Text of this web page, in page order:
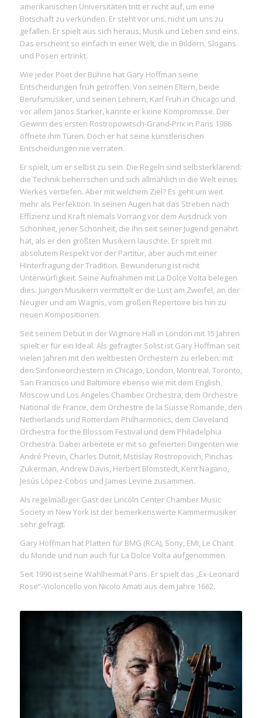
amerikanischen Universitäten tritt er nicht auf, um eine
Botschaft zu verkünden. Er steht vor uns, nicht um uns zu
gefallen. Er spielt aus sich heraus, Musik und Leben sind eins.
Das erscheint so einfach in einer Welt, die in Bildern, Slogans
und Posen ertrinkt.
Wie jeder Poet der Bühne hat Gary Hoffman seine
Entscheidungen früh getroffen. Von seinen Eltern, beide
Berufsmusiker, und seinen Lehrern, Karl Fruh in Chicago und
vor allem Janos Starker, kannte er keine Kompromisse. Der
Gewinn des ersten Rostropowitsch-Grand-Prix in Paris 1986
öffnete ihm Türen. Doch er hat seine künstlerischen
Entscheidungen nie verraten.
Er spielt, um er selbst zu sein. Die Regeln sind selbsterklärend:
die Technik beherrschen und sich allmählich in die Welt eines
Werkes vertiefen. Aber mit welchem Ziel? Es geht um weit
mehr als Perfektion. In seinen Augen hat das Streben nach
Effizienz und Kraft niemals Vorrang vor dem Ausdruck von
Schönheit, jener Schönheit, die ihn seit seiner Jugend genährt
hat, als er den größten Musikern lauschte. Er spielt mit
absolutem Respekt vor der Partitur, aber auch mit einer
Hinterfragung der Tradition. Bewunderung ist nicht
Unterwürfigkeit. Seine Aufnahmen mit La Dolce Volta belegen
dies. Jungen Musikern vermittelt er die Lust am Zweifel, an der
Neugier und am Wagnis, vom großen Repertoire bis hin zu
neuen Kompositionen.
Seit seinem Debüt in der Wigmore Hall in London mit 15 Jahren
spielt er für ein Ideal. Als gefragter Solist ist Gary Hoffman seit
vielen Jahren mit den weltbesten Orchestern zu erleben: mit
den Sinfonieorchestern in Chicago, London, Montreal, Toronto,
San Francisco und Baltimore ebenso wie mit dem English,
Moscow und Los Angeles Chamber Orchestra, dem Orchestre
National de France, dem Orchestre de la Suisse Romande, den
Netherlands und Rotterdam Philharmonics, dem Cleveland
Orchestra for the Blossom Festival und dem Philadelphia
Orchestra. Dabei arbeitete er mit so gefeierten Dirigenten wie
André Previn, Charles Dutoit, Mstislav Rostropovich, Pinchas
Zukerman, Andrew Davis, Herbert Blomstedt, Kent Nagano,
Jesús López-Cobos und James Levine zusammen.
Als regelmäßiger Gast der Lincoln Center Chamber Music
Society in New York ist der bemerkenswerte Kammermusiker
sehr gefragt.
Gary Hoffman hat Platten für BMG (RCA), Sony, EMI, Le Chant
du Monde und nun auch für La Dolce Volta aufgenommen.
Seit 1990 ist seine Wahlheimat Paris. Er spielt das „Ex-Leonard
Rose“-Violoncello von Nicolo Amati aus dem Jahre 1662.